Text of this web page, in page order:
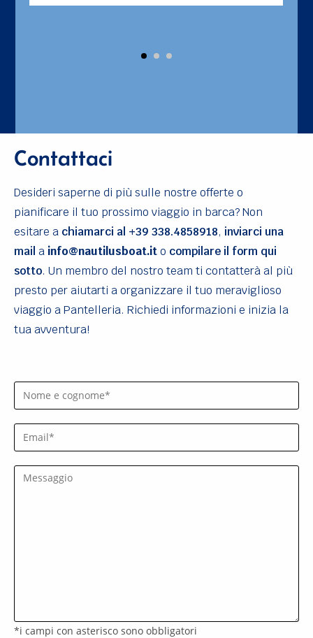
Contattaci
Desideri saperne di più sulle nostre offerte o
pianificare il tuo prossimo viaggio in barca? Non
esitare a chiamarci al +39 338.4858918, inviarci una
mail a info@nautilusboat.ito compilare il form qui
sotto. Un membro del nostro team ti contatterà al più
presto per aiutarti a organizzare il tuo meraviglioso
viaggio a Pantelleria. Richiedi informazioni e inizia la
tua avventura!
*i campi con asterisco sono obbligatori